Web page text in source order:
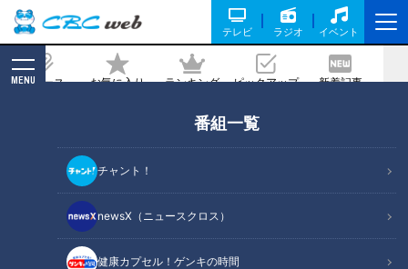
テレビ ラジオ イベント
ニュース お気に入り ランキング ピックアップ 新着記事
MENU
番組一覧
チャント！
newsX（ニュースクロス）
健康カプセル！ゲンキの時間
ト」豪快すぎる山車パフォーマンスの
「若宮まつり」
2023/05/31 16:50